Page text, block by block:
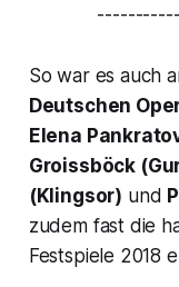
So war es auch
Deutschen
Elena
Groissböck (
(Klingsor) und
zudem fast die
Festspiele 2018